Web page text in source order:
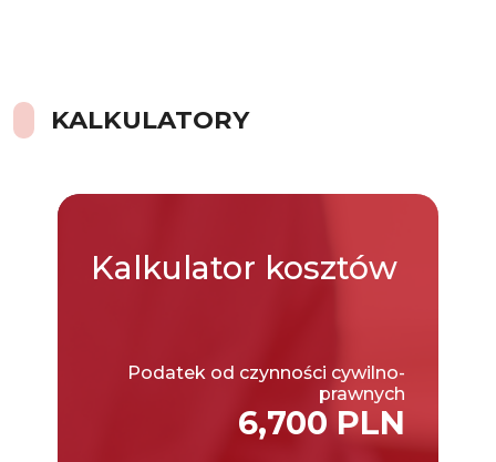
KALKULATORY
Kalkulator kosztów
Podatek od czynności cywilno-
prawnych
6,700 PLN